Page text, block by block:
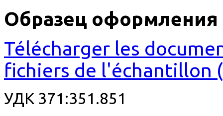
Образец оформления
Télécharger les
fichiers de l'échantillon
УДК 371:351.851